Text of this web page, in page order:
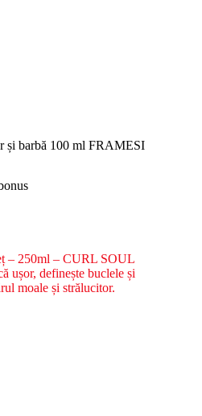
și barbă 100 ml FRAMESI